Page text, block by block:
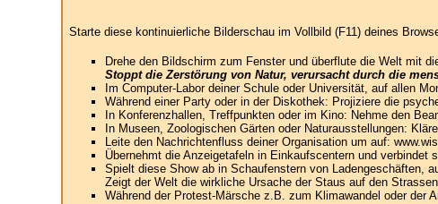
Starte diese kontinuierliche Bilderschau im Vollbild (F11) deines
Drehe den Bildschirm zum Fenster und überflute die Welt mit
Stoppt die Zerstörung von Natur, verursacht durch die
Im Computer-Labor deiner Schule oder Universität, auf allen
Während einer Party oder in der Diskothek: Projiziere die
In Konferenzhallen, Treffpunkten oder im Kino: Nehme den
In Museen, Zoologischen Gärten oder Naturausstellungen:
Leite den Nachrichtenfluss deiner Organisation um auf:
Übernehmt die Anzeigetafeln in Einkaufscentern und
Spielt diese Show ab in Schaufenstern von Ladengeschäften,
Zeigt der Welt die wirkliche Ursache der Staus auf den
Während der Protest-Märsche z.B. zum Klimawandel oder der